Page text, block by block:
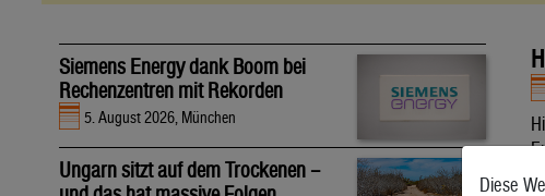
Siemens Energy dank Boom bei
Rechenzentren mit Rekorden
5. August 2026, München
Ungarn sitzt auf dem Trockenen –
Diese